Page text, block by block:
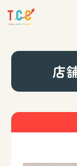
店